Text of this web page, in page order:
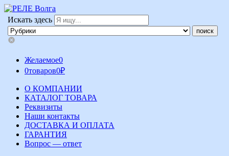
Искать здесь
Желаемое0
0товаров0₽
О КОМПАНИИ
КАТАЛОГ ТОВАРА
Реквизиты
Наши контакты
ДОСТАВКА И ОПЛАТА
ГАРАНТИЯ
Вопрос — ответ